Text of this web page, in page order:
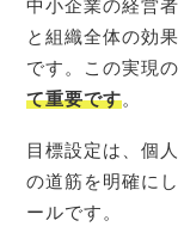
中小企業の経営
と組織全体の効
です。この実現
て重要です。
目標設定は、個
の道筋を明確に
ールです。